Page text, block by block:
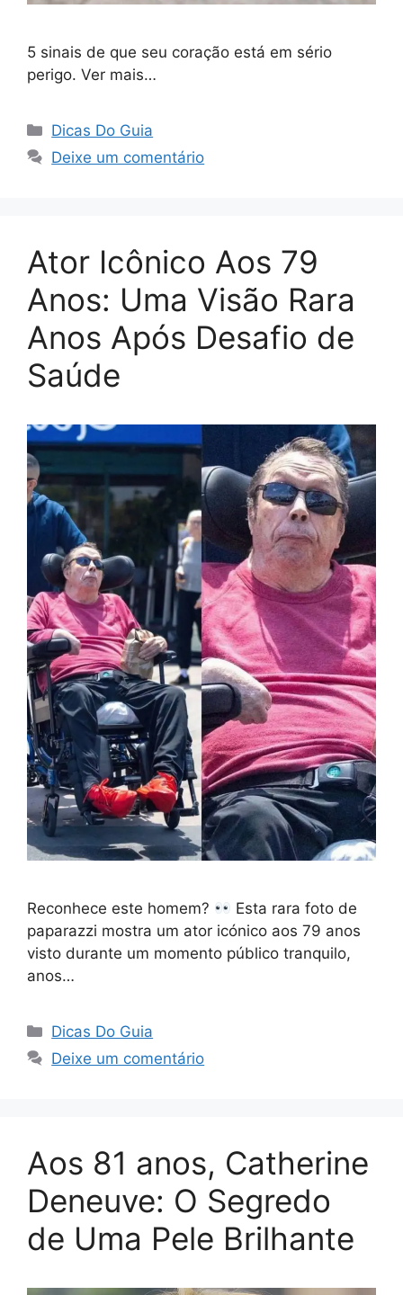
5 sinais de que seu coração está em sério
perigo. Ver mais…
Categorias
Dicas Do Guia
Deixe um comentário
Ator Icônico Aos 79
Anos: Uma Visão Rara
Anos Após Desafio de
Saúde
Reconhece este homem?
Esta rara foto de
paparazzi mostra um ator icónico aos 79 anos
visto durante um momento público tranquilo,
anos…
Categorias
Dicas Do Guia
Deixe um comentário
Aos 81 anos, Catherine
Deneuve: O Segredo
de Uma Pele Brilhante